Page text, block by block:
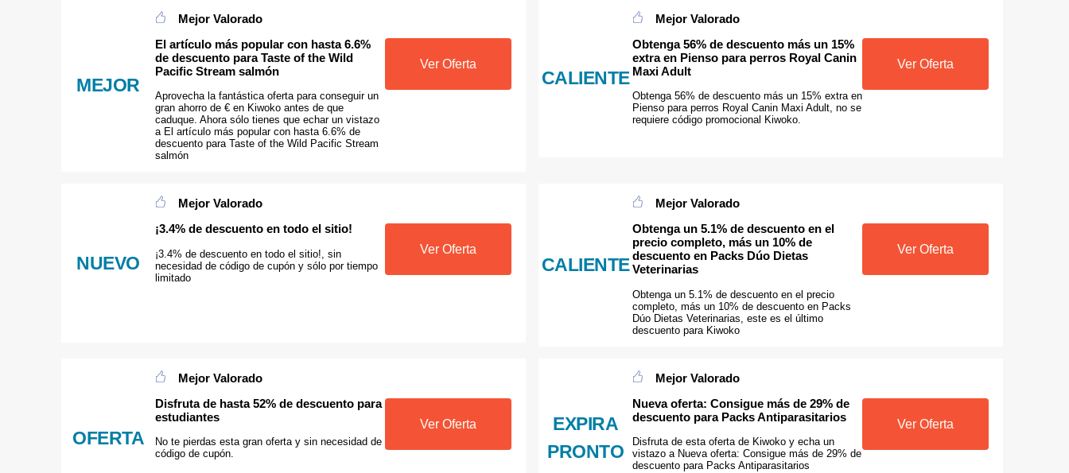
MEJOR
Mejor Valorado
El artículo más popular con hasta 6.6%
de descuento para Taste of the Wild
Pacific Stream salmón
Aprovecha la fantástica oferta para conseguir un
gran ahorro de € en Kiwoko antes de que
caduque. Ahora sólo tienes que echar un vistazo
a El artículo más popular con hasta 6.6% de
descuento para Taste of the Wild Pacific Stream
salmón
Ver Oferta
CALIENTE
Mejor Valorado
Obtenga 56% de descuento más un 15%
extra en Pienso para perros Royal Canin
Maxi Adult
Obtenga 56% de descuento más un 15% extra en
Pienso para perros Royal Canin Maxi Adult, no se
requiere código promocional Kiwoko.
Ver Oferta
NUEVO
Mejor Valorado
¡3.4% de descuento en todo el sitio!
¡3.4% de descuento en todo el sitio!, sin
necesidad de código de cupón y sólo por tiempo
limitado
Ver Oferta
CALIENTE
Mejor Valorado
Obtenga un 5.1% de descuento en el
precio completo, más un 10% de
descuento en Packs Dúo Dietas
Veterinarias
Obtenga un 5.1% de descuento en el precio
completo, más un 10% de descuento en Packs
Dúo Dietas Veterinarias, este es el último
descuento para Kiwoko
Ver Oferta
OFERTA
Mejor Valorado
Disfruta de hasta 52% de descuento para
estudiantes
No te pierdas esta gran oferta y sin necesidad de
código de cupón.
Ver Oferta
EXPIRA
PRONTO
Mejor Valorado
Nueva oferta: Consigue más de 29% de
descuento para Packs Antiparasitarios
Disfruta de esta oferta de Kiwoko y echa un
vistazo a Nueva oferta: Consigue más de 29% de
descuento para Packs Antiparasitarios
Ver Oferta